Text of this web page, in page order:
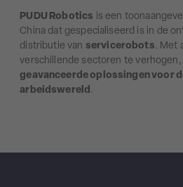
PUDU Robotics is een
China dat gespecialiseerd is in de
distributie van servicerobots. Met
verschillende sectoren te
geavanceerde oplossingen voor
arbeidswereld.